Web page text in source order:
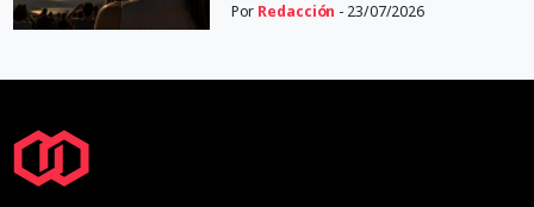
Por Redacción - 23/07/2026